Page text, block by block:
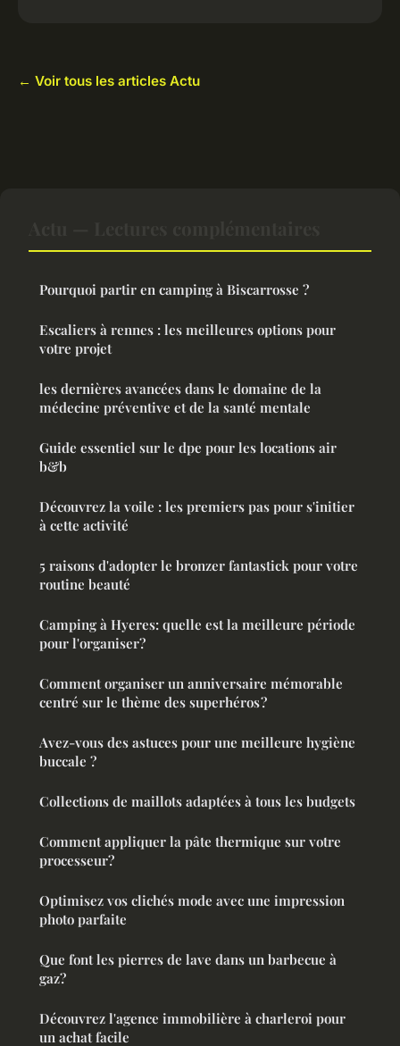
← Voir tous les articles Actu
Pourquoi partir en camping à Biscarrosse ?
Escaliers à rennes : les meilleures options pour
votre projet
les dernières avancées dans le domaine de la
médecine préventive et de la santé mentale
Guide essentiel sur le dpe pour les locations air
b&b
Découvrez la voile : les premiers pas pour s'initier
à cette activité
5 raisons d'adopter le bronzer fantastick pour votre
routine beauté
Camping à Hyeres: quelle est la meilleure période
pour l'organiser?
Comment organiser un anniversaire mémorable
centré sur le thème des superhéros ?
Avez-vous des astuces pour une meilleure hygiène
buccale ?
Collections de maillots adaptées à tous les budgets
Comment appliquer la pâte thermique sur votre
processeur?
Optimisez vos clichés mode avec une impression
photo parfaite
Que font les pierres de lave dans un barbecue à
gaz?
Découvrez l'agence immobilière à charleroi pour
un achat facile